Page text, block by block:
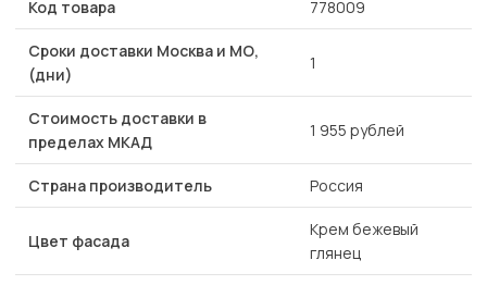
Код товара 778009
Сроки доставки Москва и МО,
(дни)
1
Стоимость доставки в
пределах МКАД
1 955 рублей
Страна производитель Россия
Цвет фасада
Крем бежевый
глянец